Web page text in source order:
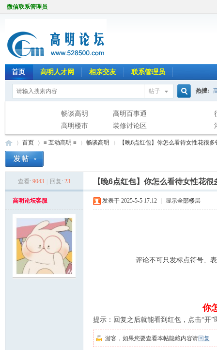
微信联系管理员
首页 高明人才网 相亲交友 联系管理员
帖子
索
热搜:
畅谈高明
高明百事通
高明楼市
装修讨论区
首页
›
≡ 互动高明 ≡ 畅谈高明
›
【晚6点红包】你怎么看待女性花很
查看: 9043 回复: 23 【晚6点红包】你怎么看待女性花
高明论坛客服 发表于 2025-5-5 17:12 显示全部楼层
评论不可只发标点符号、
你
提示：回复之后就能看到红包，点击“开
游客，如果您要查看本帖隐藏内容请回复